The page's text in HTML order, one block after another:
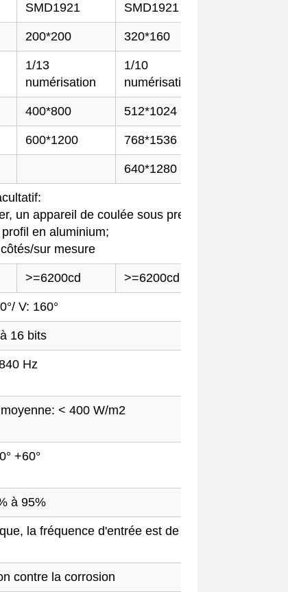
SMD1921
SMD1921
200*200 320*160
1/13
numérisation
1/10
numérisation
400*800 512*1024
600*1200 768*1536
640*1280
un appareil de coulée sous pression en aluminium,
en aluminium;
sur mesure
>=6200cd >=6200cd
V: 160°
16 bits
Hz
< 400 W/m2
+60°
à 95%
la fréquence d'entrée est de 50 Hz.
contre la corrosion